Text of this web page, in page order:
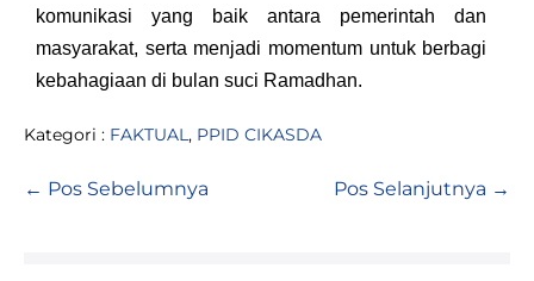
komunikasi yang baik antara pemerintah dan
masyarakat, serta menjadi momentum untuk berbagi
kebahagiaan di bulan suci Ramadhan.
Kategori : FAKTUAL , PPID CIKASDA
← Pos Sebelumnya Pos Selanjutnya →